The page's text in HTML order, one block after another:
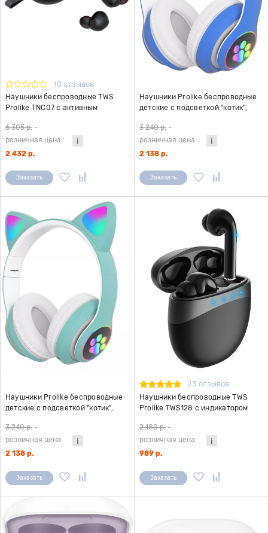
10 отзывов
Наушники беспроводные TWS
Prolike TNC07 с активным
6 305 р. -
розничная цена
2 432 р.
Заказать
Наушники Prolike беспроводные
детские с подсветкой "котик",
3 240 р. -
розничная цена
2 138 р.
Заказать
Наушники Prolike беспроводные
детские с подсветкой "котик",
3 240 р. -
розничная цена
2 138 р.
Заказать
23 отзывов
Наушники беспроводные TWS
Prolike TWS128 с индикатором
2 180 р. -
розничная цена
989 р.
Заказать